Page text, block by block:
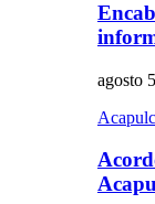
agosto